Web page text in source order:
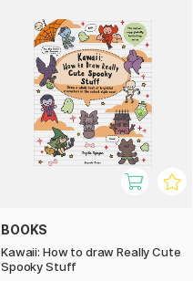
BOOKS
Kawaii: How to draw Really Cute
Spooky Stuff